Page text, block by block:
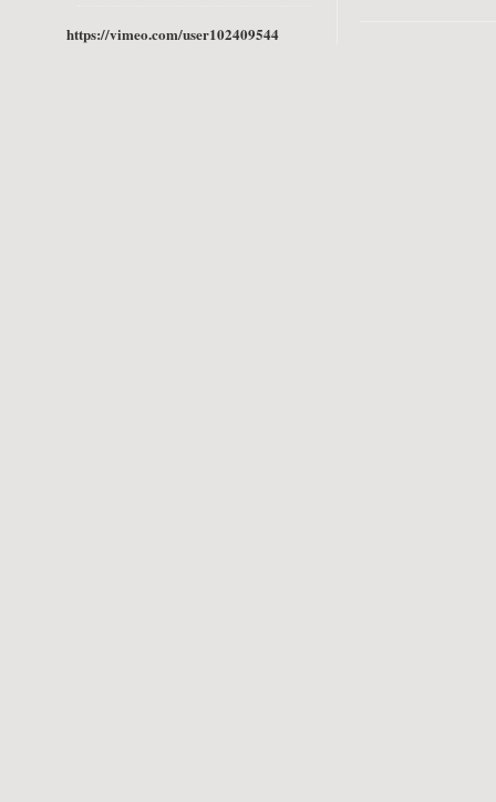
https://vimeo.com/user102409544